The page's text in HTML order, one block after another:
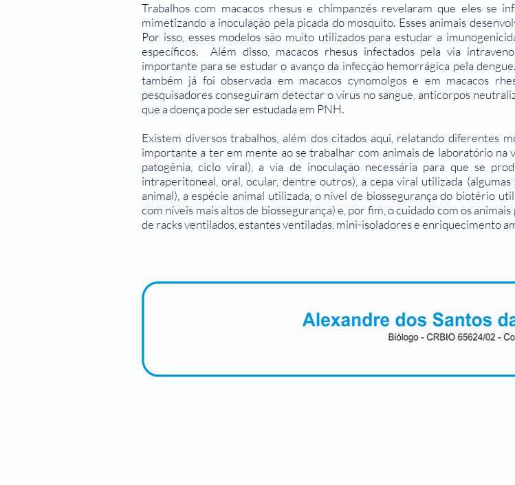
Trabalhos com macacos rhesus e chimpanzés revelaram que eles se
mimetizando a inoculação pela picada do mosquito. Esses animais
Por isso, esses modelos são muito utilizados para estudar a
específicos. Além disso, macacos rhesus infectados pela via
importante para se estudar o avanço da infecção hemorrágica pela
também já foi observada em macacos cynomolgos e em macacos
pesquisadores conseguiram detectar o vírus no sangue, anticorpos
que a doença pode ser estudada em PNH.
Existem diversos trabalhos, além dos citados aqui, relatando diferentes
importante a ter em mente ao se trabalhar com animais de laboratório na
patogênia, ciclo viral), a via de inoculação necessária para que se
intraperitoneal, oral, ocular, dentre outros), a cepa viral utilizada
animal), a espécie animal utilizada, o nível de biossegurança do biotério
com níveis mais altos de biossegurança) e, por fim, o cuidado com os
de racks ventilados, estantes ventiladas, mini-isoladores e enriquecimento